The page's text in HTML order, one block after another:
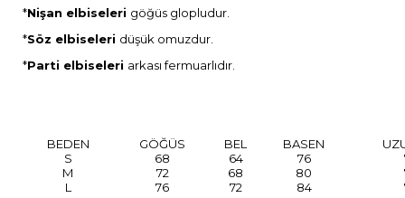
*Nişan elbiseleri göğüs glopludur.
*Söz elbiseleri düşük omuzdur.
*Parti elbiseleri arkası fermuarlıdır.
BEDEN GÖĞÜS BEL BASEN
S
68 64 76
M
72 68 80
L
76 72 84